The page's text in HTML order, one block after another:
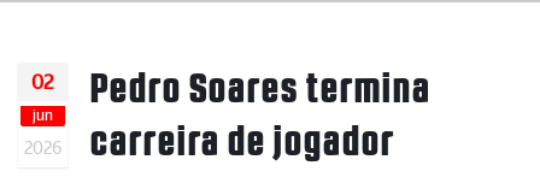
02
jun
2026
Pedro Soares termina
carreira de jogador